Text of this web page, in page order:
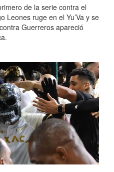
de la serie contra el
Leones ruge en el Yu’Va y se
Guerreros apareció